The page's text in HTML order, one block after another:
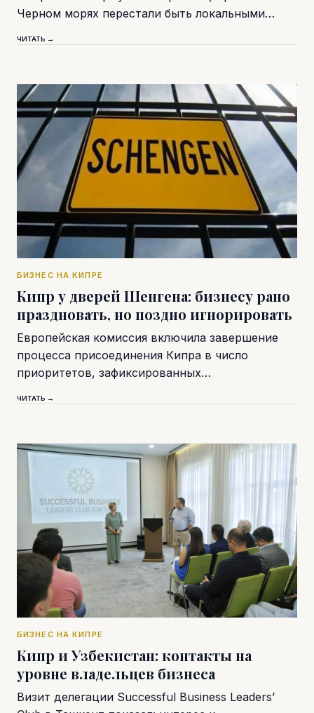
Черном морях перестали быть локальными…
ЧИТАТЬ →
БИЗНЕС НА КИПРЕ
Кипр у дверей Шенгена: бизнесу рано
праздновать, но поздно игнорировать
Европейская комиссия включила завершение
процесса присоединения Кипра в число
приоритетов, зафиксированных…
ЧИТАТЬ →
БИЗНЕС НА КИПРЕ
Кипр и Узбекистан: контакты на
уровне владельцев бизнеса
Визит делегации Successful Business Leaders’